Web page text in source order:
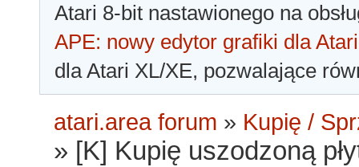
Atari 8-bit nastawionego na
APE: nowy edytor grafiki dla Atari
dla Atari XL/XE, pozwalające
atari.area forum » Kupię /
» [K] Kupię uszodzoną